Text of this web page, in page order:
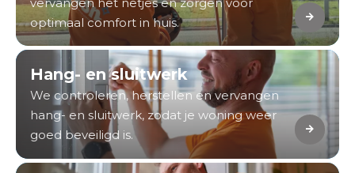
optimaal comfort in huis.
Hang- en sluitwerk
We controleren, herstellen en vervangen
hang- en sluitwerk, zodat je woning weer
goed beveiligd is.